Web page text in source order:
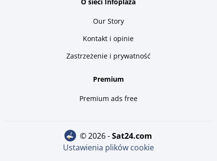
Our Story
Kontakt i opinie
Zastrzeżenie i prywatność
Premium
Premium ads free
© 2026 - sat24.com
Ustawienia plików cookie